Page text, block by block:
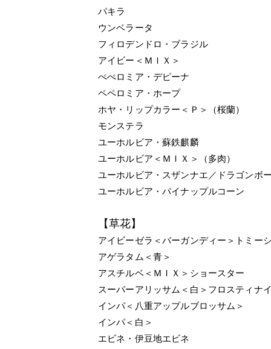
パキラ
ウンベラータ
フィロデンドロ・ブラジル
アイビー＜ＭＩＸ＞
ぺぺロミア・デピーナ
ペペロミア・ホープ
ホヤ・リップカラー＜Ｐ＞（桜蘭）
モンステラ
ユーホルビア・蘇鉄麒麟
ユーホルビア＜ＭＩＸ＞（多肉）
ユーホルビア・スザンナエ／ドラゴンボ
ユーホルビア・パイナップルコーン
【草花】
アイビーゼラ＜バーガンディー＞トミー
アゲラタム＜青＞
アスチルベ＜ＭＩＸ＞ショースター
スーパーアリッサム＜白＞フロスティナ
インパ＜八重アップルブロッサム＞
インパ＜白＞
エビネ・伊豆地エビネ